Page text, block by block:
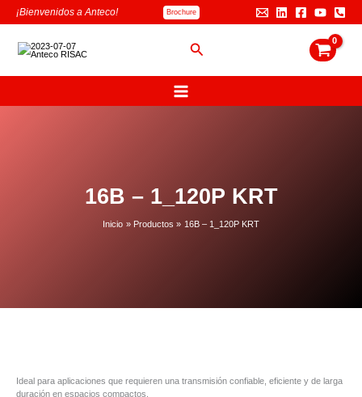
¡Bienvenidos a Anteco! Brochure
Buscar
16B – 1_120P KRT
Inicio Productos 16B – 1_120P KRT
B
u
s
c
a
Ideal para aplicaciones que requieren una transmisión confiable, eficiente y de larga
duración en espacios compactos.